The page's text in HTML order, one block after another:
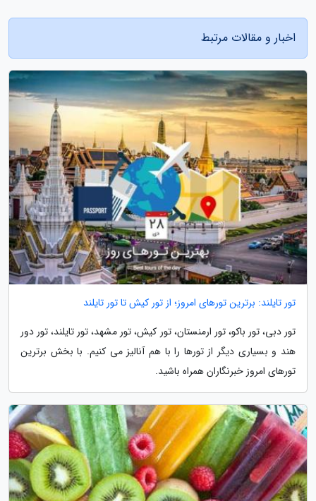
اخبار و مقالات مرتبط
تور تایلند: برترین تورهای امروز؛ از تور کیش تا تور تایلند
تور دبی، تور باکو، تور ارمنستان، تور کیش، تور مشهد، تور تایلند، تور دور
هند و بسیاری دیگر از تورها را با هم آنالیز می کنیم. با بخش برترین
تورهای امروز خبرنگاران همراه باشید.